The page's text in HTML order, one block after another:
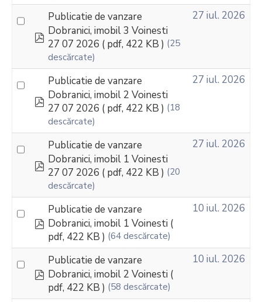
pdf
Publicatie de vanzare
Dobranici, imobil 3 Voinesti
27 07 2026 ( pdf, 422 KB ) (25
descărcate)
27 iul. 2026
pdf
Publicatie de vanzare
Dobranici, imobil 2 Voinesti
27 07 2026 ( pdf, 422 KB ) (18
descărcate)
27 iul. 2026
pdf
Publicatie de vanzare
Dobranici, imobil 1 Voinesti
27 07 2026 ( pdf, 422 KB ) (20
descărcate)
27 iul. 2026
pdf
Publicatie de vanzare
Dobranici, imobil 1 Voinesti (
pdf, 422 KB ) (64 descărcate)
10 iul. 2026
pdf
Publicatie de vanzare
Dobranici, imobil 2 Voinesti (
pdf, 422 KB ) (58 descărcate)
10 iul. 2026